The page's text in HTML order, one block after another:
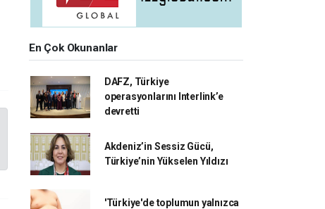
En Çok Okunanlar
DAFZ, Türkiye
operasyonlarını Interlink’e
devretti
Akdeniz’in Sessiz Gücü,
Türkiye’nin Yükselen Yıldızı
'Türkiye'de toplumun yalnızca